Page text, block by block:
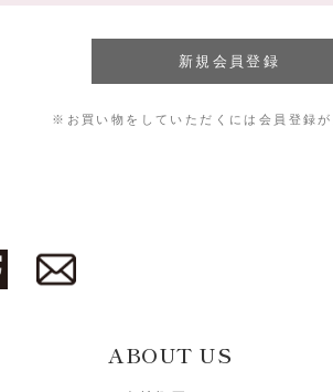
※お買い物をしていただくには会員登録が
ABOUT US